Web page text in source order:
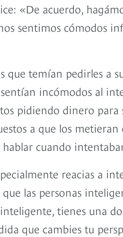
«De acuerdo,
sentimos cómodos
temían pedirles a
incómodos al
pidiendo dinero
a que los
cuando
reacias a
las personas
tienes una
que cambies tu